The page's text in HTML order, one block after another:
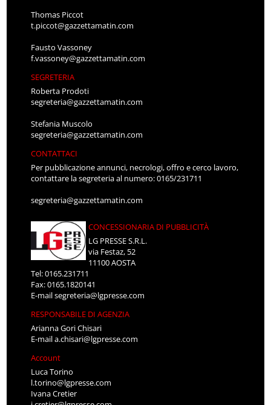
Thomas Piccot
t.piccot@gazzettamatin.com
Fausto Vassoney
f.vassoney@gazzettamatin.com
SEGRETERIA
Roberta Prodoti
segreteria@gazzettamatin.com
Stefania Muscolo
segreteria@gazzettamatin.com
CONTATTACI
Per pubblicazione annunci, necrologi, offro e cerco lavoro,
contattare la segreteria al numero: 0165/231711
segreteria@gazzettamatin.com
CONCESSIONARIA DI PUBBLICITÀ
LG PRESSE S.R.L.
via Festaz, 52
11100 AOSTA
Tel: 0165.231711
Fax: 0165.1820141
E-mailsegreteria@lgpresse.com
RESPONSABILE DI AGENZIA
Arianna Gori Chisari
E-maila.chisari@lgpresse.com
Account
Luca Torino
l.torino@lgpresse.com
Ivana Cretier